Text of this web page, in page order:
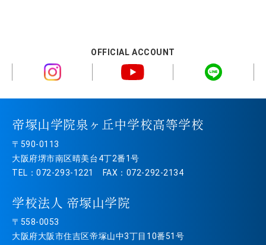
OFFICIAL ACCOUNT
帝塚山学院泉ヶ丘中学校高等学校
〒590-0113
大阪府堺市南区晴美台4丁2番1号
TEL：072-293-1221 FAX：072-292-2134
学校法人 帝塚山学院
〒558-0053
大阪府大阪市住吉区帝塚山中3丁目10番51号